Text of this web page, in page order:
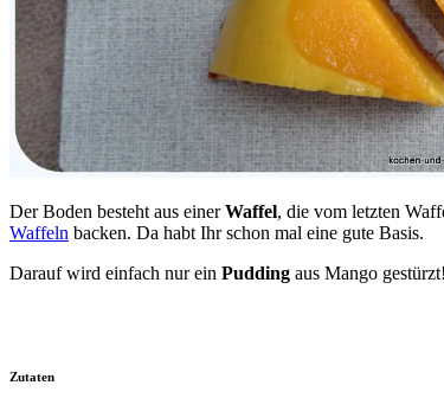
Der Boden besteht aus einerWaffel, die vom letzten
Waffeln backen. Da habt Ihr schon mal eine gute Basis.
Darauf wird einfach nur ein Pudding aus Mango
Zutaten